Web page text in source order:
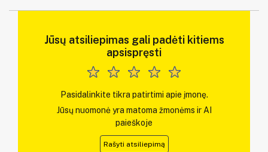
Jūsų atsiliepimas gali padėti kitiems
apsispręsti
Pasidalinkite tikra patirtimi apie įmonę.
Jūsų nuomonė yra matoma žmonėms ir AI
paieškoje
Rašyti atsiliepimą